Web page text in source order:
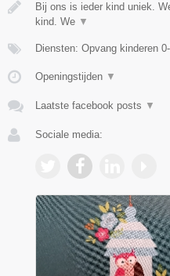
Bij ons is ieder kind uniek.
kind. We ▼
Diensten: Opvang kinderen
Openingstijden ▼
Laatste facebook posts ▼
Sociale media: